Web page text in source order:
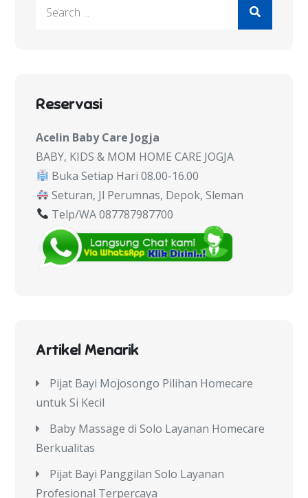
Search
Reservasi
Acelin Baby Care Jogja
BABY, KIDS & MOM HOME CARE JOGJA
Buka Setiap Hari 08.00-16.00
Seturan, Jl Perumnas, Depok, Sleman
Telp/WA 087787987700
Artikel Menarik
Pijat Bayi Mojosongo Pilihan Homecare
untuk Si Kecil
Baby Massage di Solo Layanan Homecare
Berkualitas
Pijat Bayi Panggilan Solo Layanan
Profesional Terpercaya